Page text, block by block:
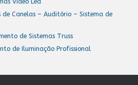
de Canelas – Auditório – Sistema de
de Sistemas Truss
de Iluminação Profissional